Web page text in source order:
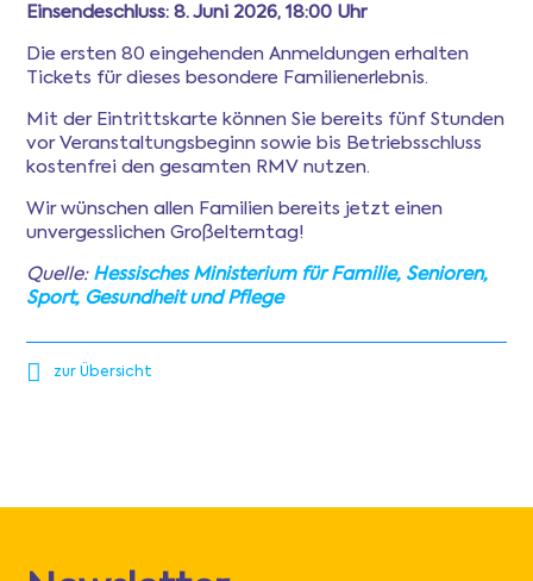
Einsendeschluss: 8. Juni 2026, 18:00 Uhr
Die ersten 80 eingehenden Anmeldungen erhalten
Tickets für dieses besondere Familienerlebnis.
Mit der Eintrittskarte können Sie bereits fünf Stunden
vor Veranstaltungsbeginn sowie bis Betriebsschluss
kostenfrei den gesamten RMV nutzen.
Wir wünschen allen Familien bereits jetzt einen
unvergesslichen Großelterntag!
Quelle: Hessisches Ministerium für Familie, Senioren,
Sport, Gesundheit und Pflege
zur Übersicht